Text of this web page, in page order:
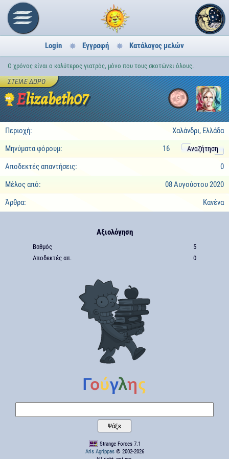
Login Εγγραφή Κατάλογος μελών
Ο χρόνος είναι ο καλύτερος γιατρός, μόνο που τους σκοτώνει όλους.
Elizabeth07 5
ΣΤΕΊΛΕ ΔΏΡΟ
Περιοχή:
Χαλάνδρι, Ελλάδα
Μηνύματα φόρουμ:
16 Αναζήτηση
Αποδεκτές απαντήσεις:
0
Μέλος από:
08 Αυγούστου 2020
Άρθρα:
Κανένα
Αξιολόγηση
Βαθμός
5
Αποδεκτές απ.
0
Strange Forces 7.1
Aris Agrippas© 2002-2026